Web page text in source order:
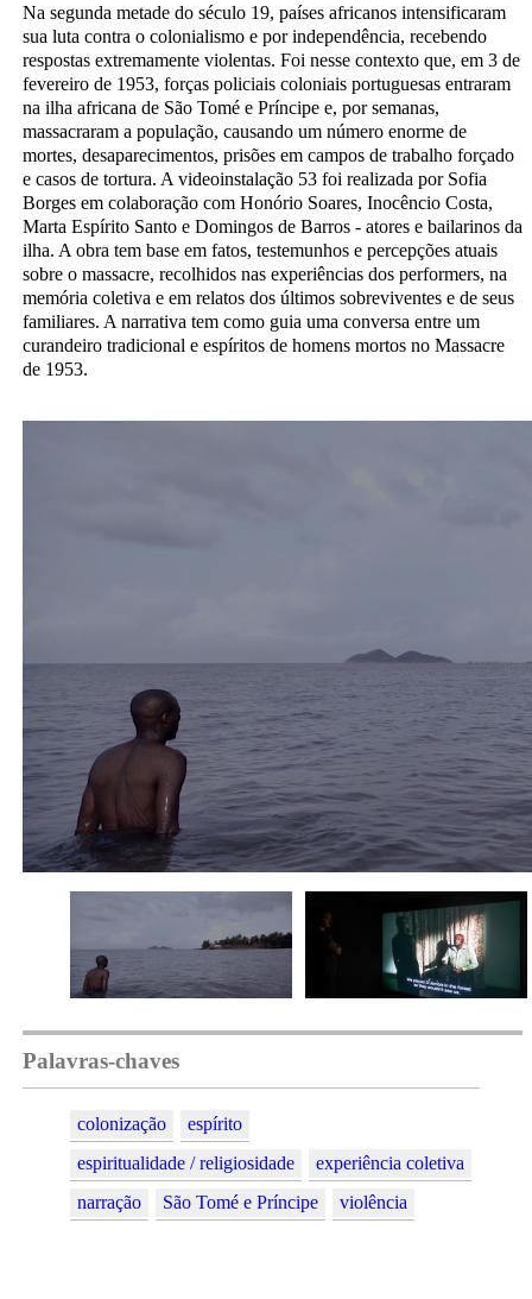
Na segunda metade do século 19, países africanos intensificaram
sua luta contra o colonialismo e por independência, recebendo
respostas extremamente violentas. Foi nesse contexto que, em 3 de
fevereiro de 1953, forças policiais coloniais portuguesas entraram
na ilha africana de São Tomé e Príncipe e, por semanas,
massacraram a população, causando um número enorme de
mortes, desaparecimentos, prisões em campos de trabalho forçado
e casos de tortura. A videoinstalação 53 foi realizada por Sofia
Borges em colaboração com Honório Soares, Inocêncio Costa,
Marta Espírito Santo e Domingos de Barros - atores e bailarinos da
ilha. A obra tem base em fatos, testemunhos e percepções atuais
sobre o massacre, recolhidos nas experiências dos performers, na
memória coletiva e em relatos dos últimos sobreviventes e de seus
familiares. A narrativa tem como guia uma conversa entre um
curandeiro tradicional e espíritos de homens mortos no Massacre
de 1953.
Palavras-chaves
colonização
espírito
espiritualidade / religiosidade
experiência coletiva
narração
São Tomé e Príncipe violência